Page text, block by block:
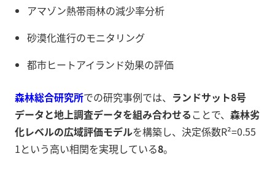
アマゾン熱帯雨林の減少率分析
砂漠化進行のモニタリング
都市ヒートアイランド効果の評価
森林総合研究所での研究事例では、 ランドサット8号
データと地上調査データを組み合わせることで、 森林劣
化レベルの広域評価モデルを構築し、決定係数R²=0.55
1という高い相関を実現している8。